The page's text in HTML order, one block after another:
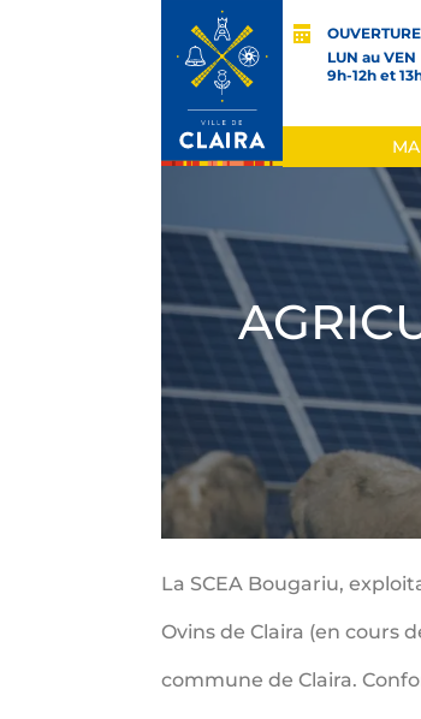
LUN au VEN
9h-12h et
La SCEA Bougariu,
Ovins de Claira (en cours
commune de Claira.